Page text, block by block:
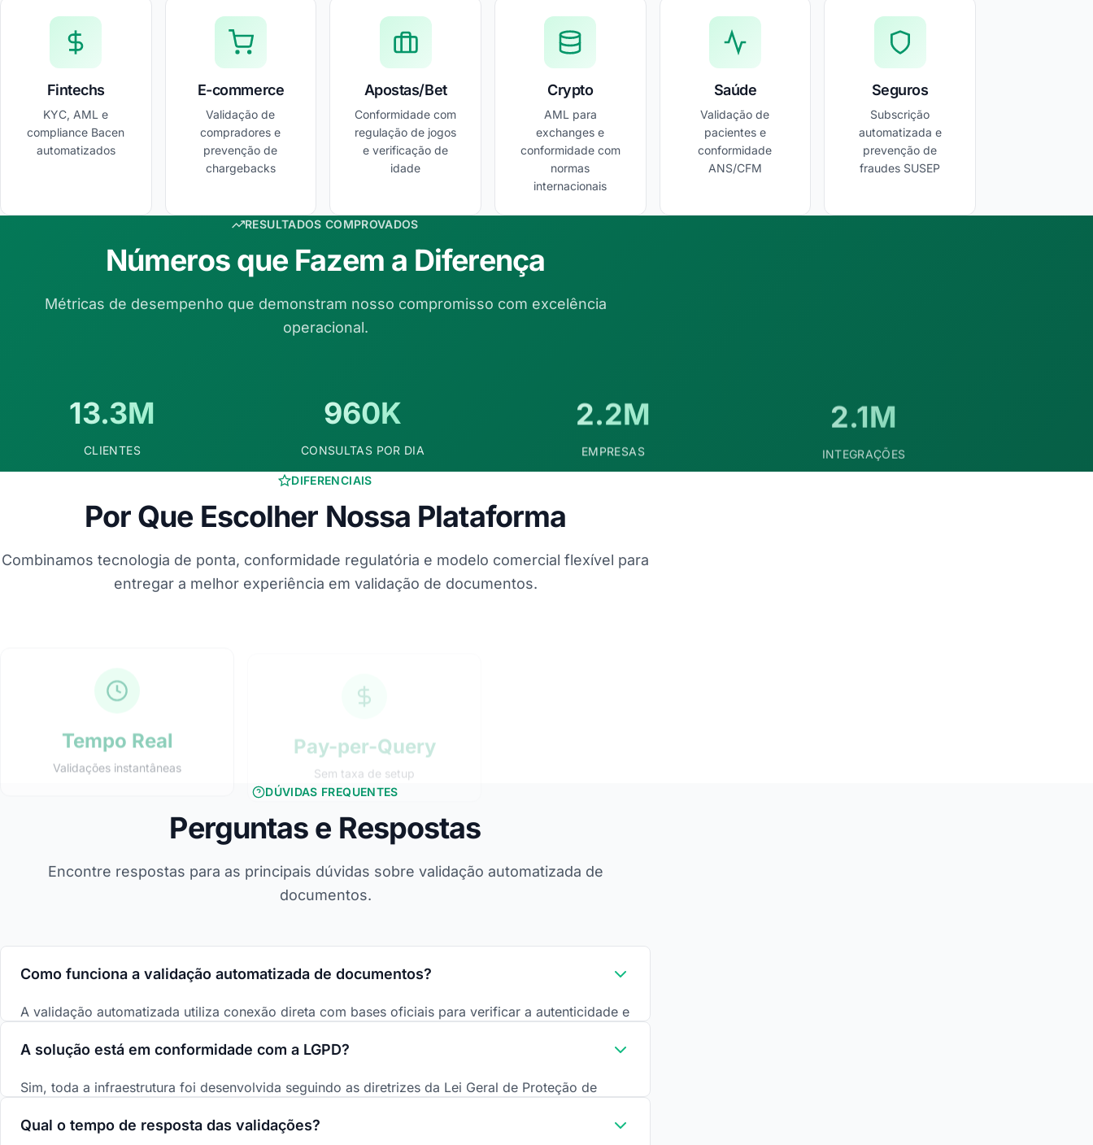
Fintechs
KYC, AML e
compliance Bacen
automatizados
E-commerce
Validação de
compradores e
prevenção de
chargebacks
Apostas/Bet
Conformidade com
regulação de jogos
e verificação de
idade
Crypto
AML para
exchanges e
conformidade com
normas
internacionais
Saúde
Validação de
pacientes e
conformidade
ANS/CFM
Seguros
Subscrição
automatizada e
prevenção de
fraudes SUSEP
RESULTADOS COMPROVADOS
Números que Fazem a Diferença
Métricas de desempenho que demonstram nosso compromisso com excelência
operacional.
13.3M
CLIENTES
960K
CONSULTAS POR DIA
2.2M
EMPRESAS
2.1M
INTEGRAÇÕES
DIFERENCIAIS
Por Que Escolher Nossa Plataforma
Combinamos tecnologia de ponta, conformidade regulatória e modelo comercial flexível para
entregar a melhor experiência em validação de documentos.
Tempo Real
Validações instantâneas Sem taxa de setup
DÚVIDAS FREQUENTES
Perguntas e Respostas
Encontre respostas para as principais dúvidas sobre validação automatizada de
documentos.
Como funciona a validação automatizada de documentos?
A validação automatizada utiliza conexão direta com bases oficiais para verificar a autenticidade e
simples, sua aplicação envia os dados e recebe a confirmação da validação em menos de 2
A solução está em conformidade com a LGPD?
Sim, toda a infraestrutura foi desenvolvida seguindo as diretrizes da Lei Geral de Proteção de
privacidade) e ISO 37301 (compliance), que garantem os mais altos padrões de segurança e
Qual o tempo de resposta das validações?